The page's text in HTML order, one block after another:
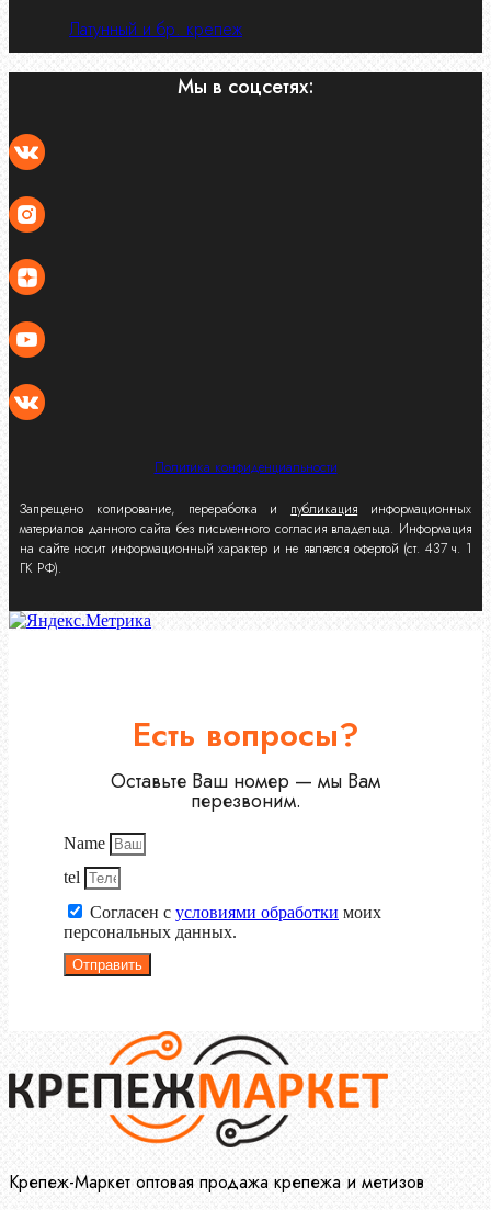
Латунный и бр. крепеж
Мы в соцсетях:
Политика конфиденциальности
Запрещено копирование, переработка и публикация информационных
материалов данного сайта без письменного согласия владельца. Информация
на сайте носит информационный характер и не является офертой (ст. 437 ч. 1
ГК РФ).
Есть вопросы?
Оставьте Ваш номер — мы Вам
перезвоним.
Name
tel
Согласен с условиями обработки моих
персональных данных.
Отправить
Крепеж-Маркет оптовая продажа крепежа и метизов